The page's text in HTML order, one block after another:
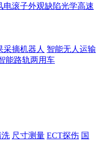
电滚子外观缺陷光学高速
采摘机器人 智能无人运输
能路轨两用车
洗 尺寸测量 ECT探伤 国